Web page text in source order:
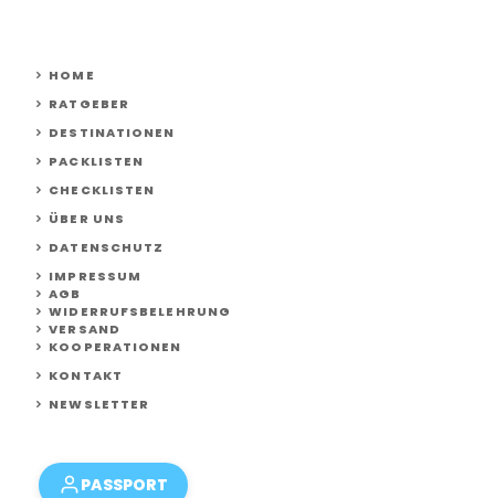
HOME
RATGEBER
DESTINATIONEN
PACKLISTEN
CHECKLISTEN
ÜBER UNS
DATENSCHUTZ
IMPRESSUM
AGB
WIDERRUFSBELEHRUNG
VERSAND
KOOPERATIONEN
KONTAKT
NEWSLETTER
PASSPORT